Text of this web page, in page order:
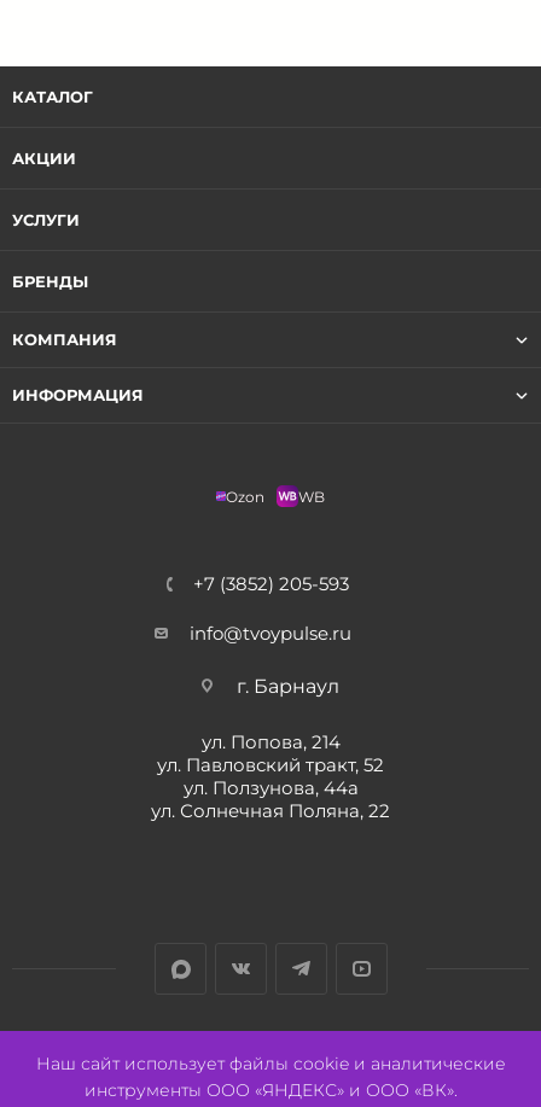
КАТАЛОГ
АКЦИИ
УСЛУГИ
БРЕНДЫ
КОМПАНИЯ
ИНФОРМАЦИЯ
Ozon WB
+7 (3852) 205-593
info@tvoypulse.ru
г. Барнаул
ул. Попова, 214
ул. Павловский тракт, 52
ул. Ползунова, 44а
ул. Солнечная Поляна, 22
Разработано:Авалон
Наш сайт использует файлы cookie и аналитические
инструменты ООО «ЯНДЕКС» и ООО «ВК».